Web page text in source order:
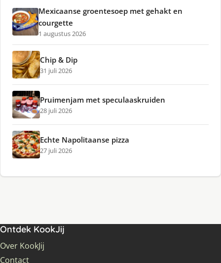
Mexicaanse groentesoep met gehakt en
courgette
1 augustus 2026
Chip & Dip
31 juli 2026
Pruimenjam met speculaaskruiden
28 juli 2026
Echte Napolitaanse pizza
27 juli 2026
Ontdek KookJij
Over KookJij
Contact